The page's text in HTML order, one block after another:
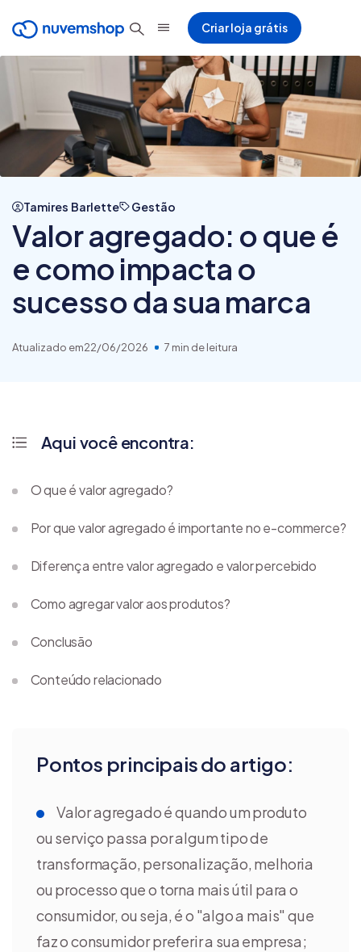
Criar loja grátis
Tamires Barlette Gestão
Valor agregado: o que é
e como impacta o
sucesso da sua marca
Atualizado em22/06/2026 7 min de leitura
Pontos principais do artigo:
Valor agregado é quando um produto
ou serviço passa por algum tipo de
transformação, personalização, melhoria
ou processo que o torna mais útil para o
consumidor, ou seja, é o "algo a mais" que
faz o consumidor preferir a sua empresa;
Aqui você encontra:
O que é valor agregado?
Por que valor agregado é importante no e-commerce?
Diferença entre valor agregado e valor percebido
Como agregar valor aos produtos?
Conclusão
Conteúdo relacionado